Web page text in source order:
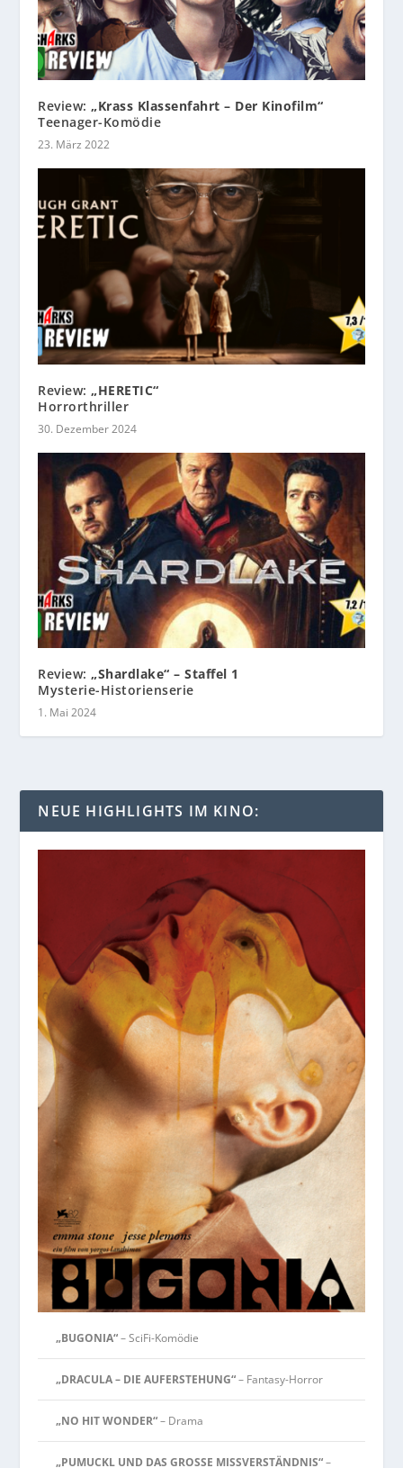
Review: „Krass Klassenfahrt – Der Kinofilm“
Teenager-Komödie
23. März 2022
Review: „HERETIC“
Horrorthriller
30. Dezember 2024
Review:„Shardlake“ – Staffel 1
Mysterie-Historienserie
1. Mai 2024
NEUE HIGHLIGHTS IM KINO:
„BUGONIA“– SciFi-Komödie
„DRACULA – DIE AUFERSTEHUNG“– Fantasy-Horror
„NO HIT WONDER“– Drama
„PUMUCKL UND DAS GROSSE MISSVERSTÄNDNIS“–